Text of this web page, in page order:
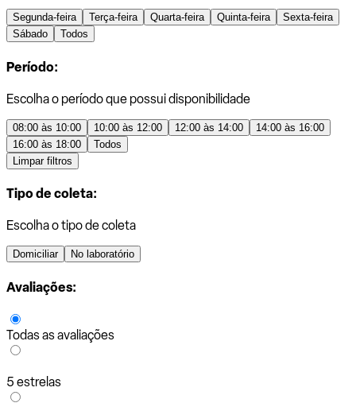
Segunda-feira Terça-feira Quarta-feira Quinta-feira
Sexta-feira
Sábado
Todos
Período:
Escolha o período que possui disponibilidade
08:00 às 10:00 10:00 às 12:00 12:00 às 14:00
14:00 às 16:00
16:00 às 18:00
Todos
Limpar filtros
Tipo de coleta:
Escolha o tipo de coleta
Domiciliar No laboratório
Avaliações:
Todas as avaliações
5 estrelas